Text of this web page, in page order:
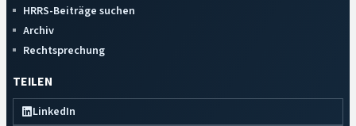
HRRS-Beiträge suchen
Archiv
Rechtsprechung
TEILEN
LinkedIn